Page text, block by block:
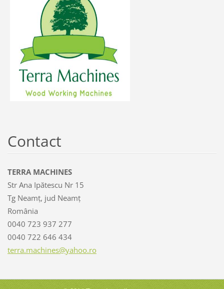
Contact
TERRA MACHINES
Str Ana Ipătescu Nr 15
Tg Neamț, jud Neamț
România
0040 723 937 277
0040 722 646 434
terra.machines@yahoo.ro